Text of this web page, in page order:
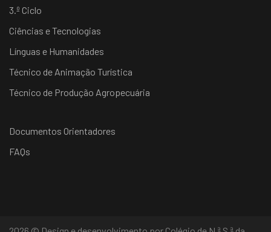
3.º Ciclo
Ciências e Tecnologias
Línguas e Humanidades
Técnico de Animação Turística
Técnico de Produção Agropecuária
Documentos Orientadores
FAQs